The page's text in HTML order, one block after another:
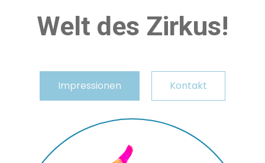
Welt des Zirkus!
Impressionen Kontakt